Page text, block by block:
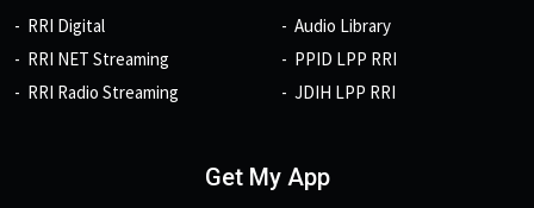
RRI Digital
RRI NET Streaming
RRI Radio Streaming
Audio Library
PPID LPP RRI
JDIH LPP RRI
Get My App